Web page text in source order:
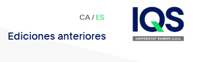
Ediciones anteriores
CA/ ES